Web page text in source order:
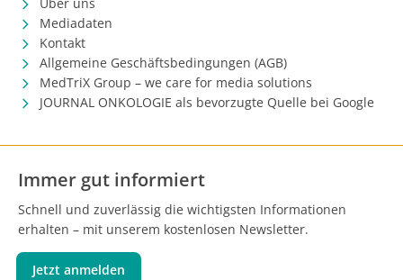
Mediadaten
Kontakt
Allgemeine Geschäftsbedingungen (AGB)
MedTriX Group – we care for media solutions
JOURNAL ONKOLOGIE als bevorzugte Quelle bei Google
Immer gut informiert
Schnell und zuverlässig die wichtigsten Informationen
erhalten – mit unserem kostenlosen Newsletter.
Jetzt anmelden